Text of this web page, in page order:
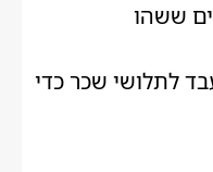
ששהו
לתלושי שכר כדי